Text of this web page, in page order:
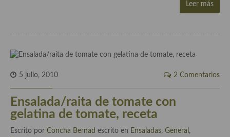
Mojos y pastas
Sales y polvos
Adobos
Aperitivos
Leer más
5 julio, 2010 2 Comentarios
Ensalada/raita de tomate con
gelatina de tomate, receta
Escrito por Concha Bernad escrito en Ensaladas, General ,